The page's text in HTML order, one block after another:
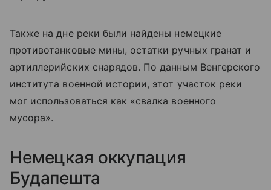
Также на дне реки были найдены немецкие
противотанковые мины, остатки ручных гранат и
артиллерийских снарядов. По данным Венгерского
института военной истории, этот участок реки
мог использоваться как «свалка военного
мусора».
Немецкая оккупация
Будапешта